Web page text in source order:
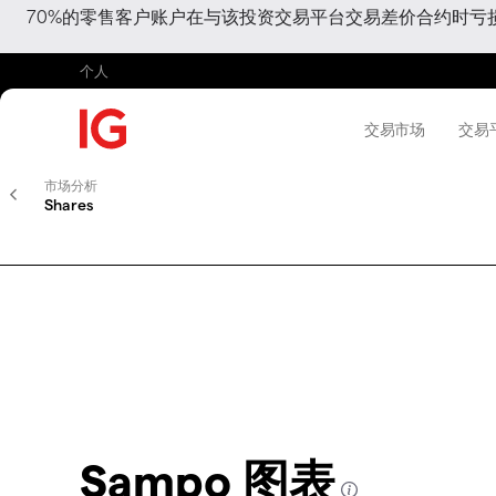
70%的零售客户账户在与该投资交易平台交易差价合约时
个人
交易市场 交易
市场分析
Shares
Sampo 图表